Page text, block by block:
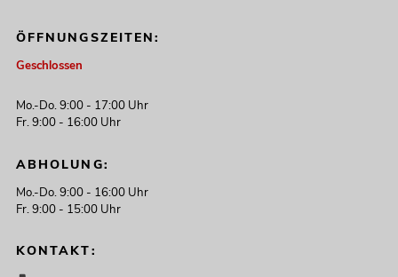
ÖFFNUNGSZEITEN:
Geschlossen
Mo.-Do. 9:00 - 17:00 Uhr
Fr. 9:00 - 16:00 Uhr
ABHOLUNG:
Mo.-Do. 9:00 - 16:00 Uhr
Fr. 9:00 - 15:00 Uhr
KONTAKT: